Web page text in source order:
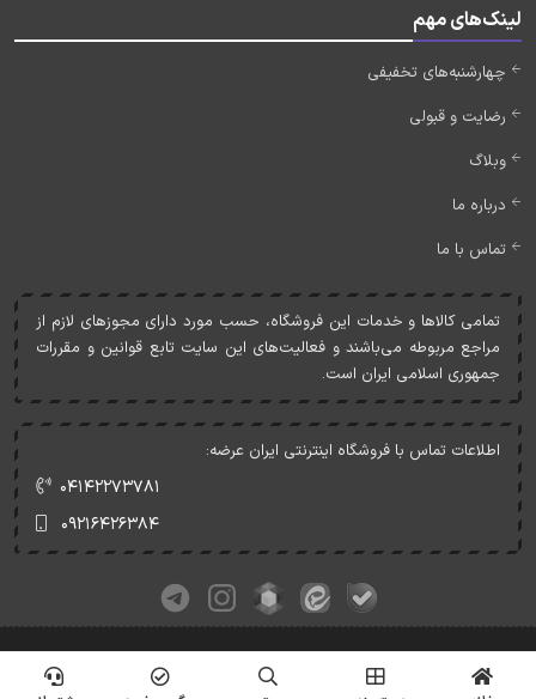
لینک‌های مهم
چهارشنبه‌های تخفیفی
رضایت و قبولی
وبلاگ
درباره ما
تماس با ما
تمامی کالاها و خدمات اين فروشگاه، حسب مورد دارای مجوزهای لازم از
مراجع مربوطه می‌باشند و فعاليت‌های اين سايت تابع قوانين و مقررات
جمهوری اسلامی ايران است.
اطلاعات تماس با فروشگاه اینترنتی ایران عرضه:
۰۴۱۴۲۲۷۳۷۸۱
۰۹۲۱۶۴۲۶۳۸۴
کلیه حقوق این وبسایت متعلق به ایران عرضه می‌باشد.
© Copyrights - IranArze.ir - 1405